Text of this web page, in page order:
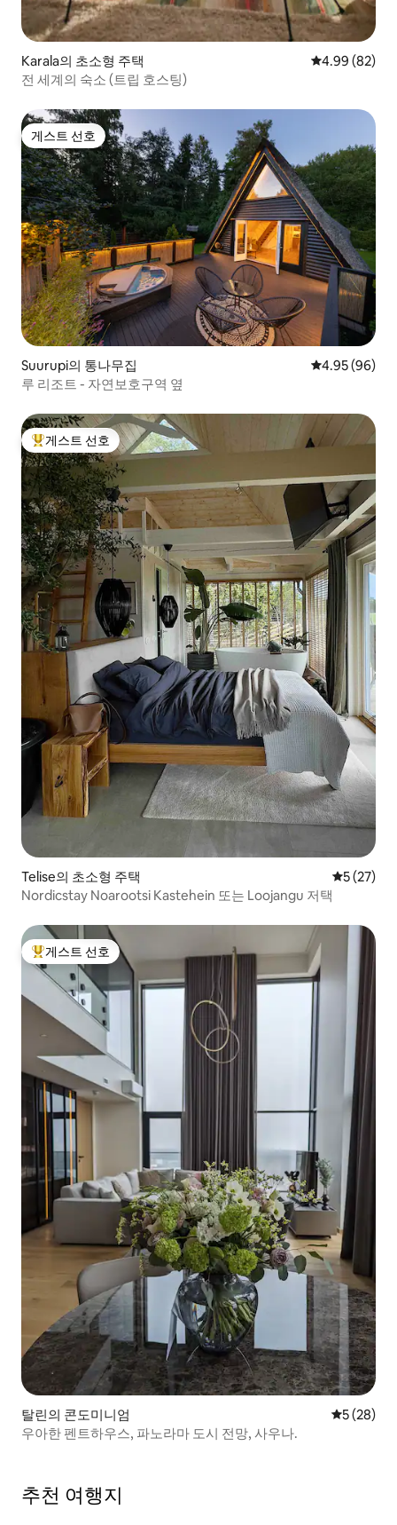
Karala의 초소형 주택 평점 4.99점(5
4.99 (82)
전 세계의 숙소 (트립 호스팅)
게스트 선호
게스트 선호
Suurupi의 통나무집 평점 4.95점(5
4.95 (96)
루 리조트 - 자연보호구역 옆
상위 게스트 선호
게스트 선호
Telise의 초소형 주택 평점 5점
5 (27)
Nordicstay Noarootsi Kastehein 또는 Loojangu 저택
상위 게스트 선호
게스트 선호
탈린의 콘도미니엄 평점 5점(5
5 (28)
우아한 펜트하우스, 파노라마 도시 전망, 사우나.
추천 여행지